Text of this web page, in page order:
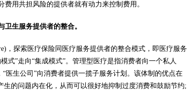
用共担风险的提供者就有动力来控制费用。
生服务提供者的整合。
探索医疗保险同医疗服务提供者的整合模式，即医疗服务
式”走向“集成模式”。管理型医疗是指消费者向一个私人
“医生公司”向消费者提供一揽子服务计划。该体制的优点在
生的问题内在化，从而可以很好地抑制过度消费和鼓励节约;